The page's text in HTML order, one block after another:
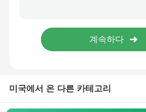
농림부 분무 드론
드론 부품
미국에서 온 다른 카테고리